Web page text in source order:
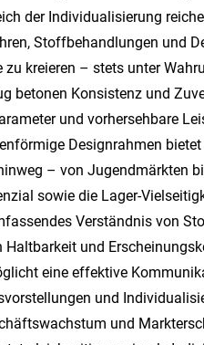
der Individualisierung
Stoffbehandlungen und
kreieren – stets unter
betonen Konsistenz und
und vorhersehbare
Designrahmen
– von Jugendmärkten
sowie die Lager-
Verständnis von
und
eine effektive
und
und